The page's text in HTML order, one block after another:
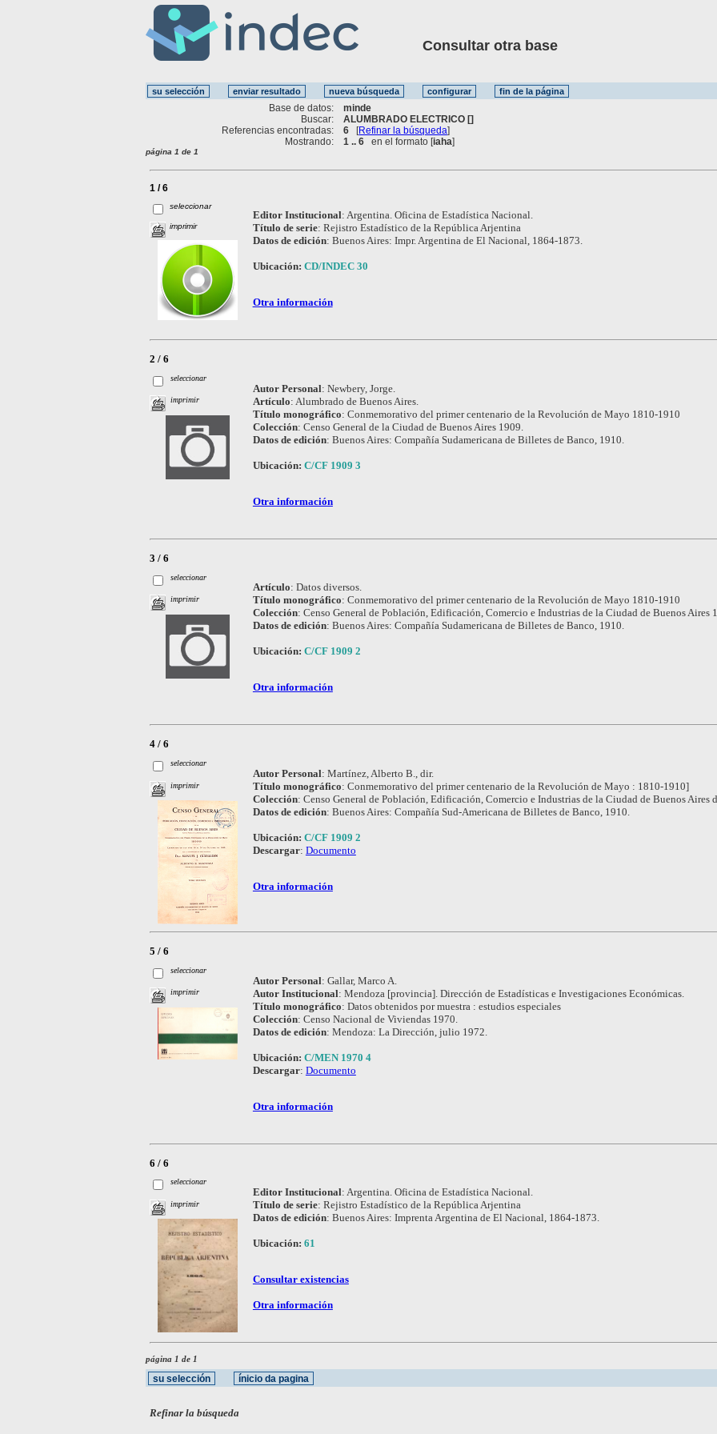
Consultar otra base
Base de datos:
minde
Buscar:
ALUMBRADO ELECTRICO []
Referencias encontradas:
6 [Refinar la búsqueda]
Mostrando:
1 .. 6 en el formato [iaha]
página 1 de 1
1 / 6
seleccionar
imprimir
Editor Institucional: Argentina. Oficina de Estadística Nacional.
Título de serie: Rejistro Estadístico de la República Arjentina
Datos de edición: Buenos Aires: Impr. Argentina de El Nacional, 1864-1873.
Ubicación: CD/INDEC 30
Otra información
2 / 6
seleccionar
imprimir
Autor Personal: Newbery, Jorge.
Artículo: Alumbrado de Buenos Aires.
Título monográfico: Conmemorativo del primer centenario de la Revolución de Mayo 1810-1910
Colección: Censo General de la Ciudad de Buenos Aires 1909.
Datos de edición: Buenos Aires: Compañía Sudamericana de Billetes de Banco, 1910.
Ubicación: C/CF 1909 3
Otra información
3 / 6
seleccionar
imprimir
Artículo: Datos diversos.
Título monográfico: Conmemorativo del primer centenario de la Revolución de Mayo 1810-1910
Colección: Censo General de Población, Edificación, Comercio e Industrias de la Ciudad de Buenos Aires
Datos de edición: Buenos Aires: Compañía Sudamericana de Billetes de Banco, 1910.
Ubicación: C/CF 1909 2
Otra información
4 / 6
seleccionar
imprimir
Autor Personal: Martínez, Alberto B., dir.
Título monográfico: Conmemorativo del primer centenario de la Revolución de Mayo : 1810-1910]
Colección: Censo General de Población, Edificación, Comercio e Industrias de la Ciudad de Buenos Aires
Datos de edición: Buenos Aires: Compañía Sud-Americana de Billetes de Banco, 1910.
Ubicación: C/CF 1909 2
Descargar: Documento
Otra información
5 / 6
seleccionar
imprimir
Autor Personal: Gallar, Marco A.
Autor Institucional: Mendoza [provincia]. Dirección de Estadísticas e Investigaciones Económicas.
Título monográfico: Datos obtenidos por muestra : estudios especiales
Colección: Censo Nacional de Viviendas 1970.
Datos de edición: Mendoza: La Dirección, julio 1972.
Ubicación: C/MEN 1970 4
Descargar: Documento
Otra información
6 / 6
seleccionar
imprimir
Editor Institucional: Argentina. Oficina de Estadística Nacional.
Título de serie: Rejistro Estadístico de la República Arjentina
Datos de edición: Buenos Aires: Imprenta Argentina de El Nacional, 1864-1873.
Ubicación: 61
Consultar existencias
Otra información
página 1 de 1
Refinar la búsqueda